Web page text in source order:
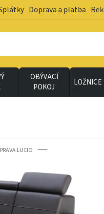
Doprava a platba
OBÝVACÍ
POKOJ
LOŽNICE
LUCIO